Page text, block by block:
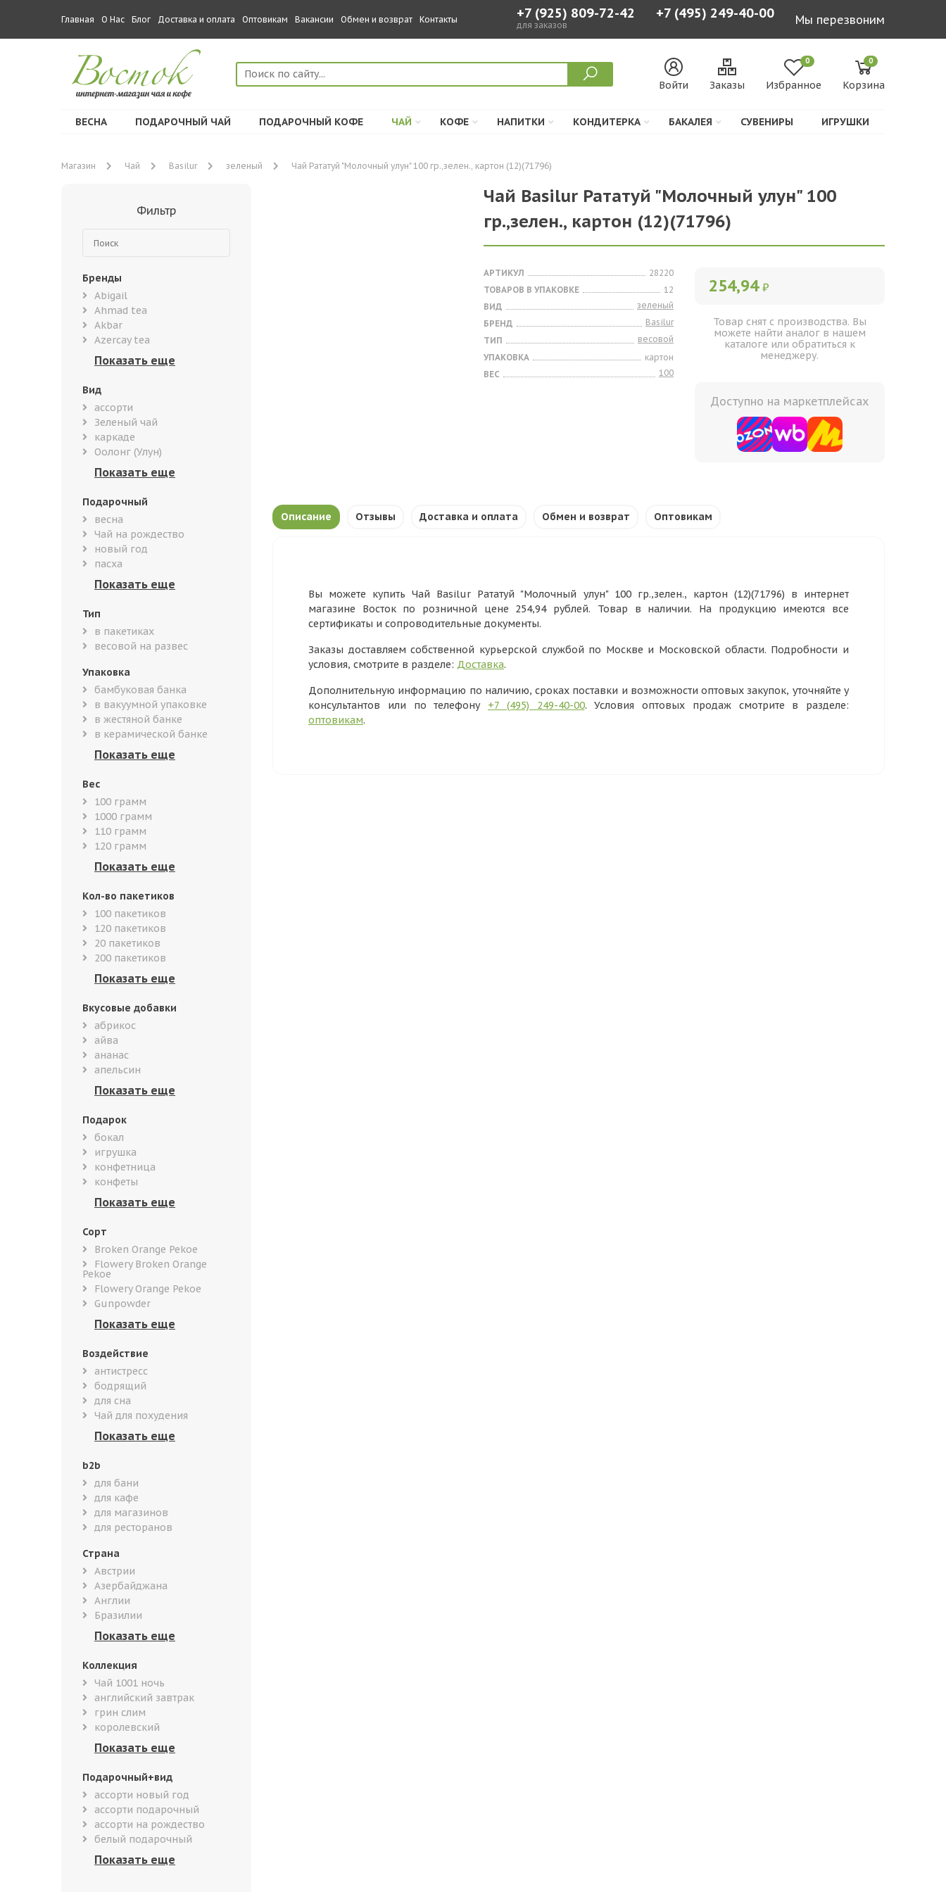
Главная О Нас Блог Доставка и оплата Оптовикам Вакансии Обмен и возврат Контакты +7 (925) 809-72-42
для заказов
+7 (495) 249-40-00 Мы перезвоним
Войти Заказы
0
Избранное
0
Корзина
ВЕСНА ПОДАРОЧНЫЙ ЧАЙ ПОДАРОЧНЫЙ КОФЕ ЧАЙ КОФЕ НАПИТКИ КОНДИТЕРКА БАКАЛЕЯ СУВЕНИРЫ ИГРУШКИ
Магазин Чай Basilur зеленый Чай Рататуй "Молочный улун" 100 гр.,зелен., картон (12)(71796)
Фильтр
Бренды
Abigail
Ahmad tea
Akbar
Azercay tea
Вид
ассорти
Зеленый чай
каркаде
Оолонг (Улун)
Подарочный
весна
Чай на рождество
новый год
пасха
Тип
в пакетиках
весовой на развес
Упаковка
бамбуковая банка
в вакуумной упаковке
в жестяной банке
в керамической банке
Вес
100 грамм
1000 грамм
110 грамм
120 грамм
Кол-во пакетиков
100 пакетиков
120 пакетиков
20 пакетиков
200 пакетиков
Вкусовые добавки
абрикос
айва
ананас
апельсин
Подарок
бокал
игрушка
конфетница
конфеты
Сорт
Broken Orange Pekoe
Flowery Broken Orange
Pekoe
Flowery Orange Pekoe
Gunpowder
Воздействие
антистресс
бодрящий
для сна
Чай для похудения
b2b
для бани
для кафе
для магазинов
для ресторанов
Страна
Австрии
Азербайджана
Англии
Бразилии
Коллекция
Чай 1001 ночь
английский завтрак
грин слим
королевский
Подарочный+вид
ассорти новый год
ассорти подарочный
ассорти на рождество
белый подарочный
Чай Basilur Рататуй "Молочный улун" 100
гр.,зелен., картон (12)(71796)
АРТИКУЛ
28220
ТОВАРОВ В УПАКОВКЕ
12
ВИД
зеленый
БРЕНД
Basilur
ТИП
весовой
УПАКОВКА
картон
ВЕС
100
254,94 ₽
Товар снят с производства. Вы
можете найти аналог в нашем
каталоге или обратиться к
менеджеру.
Доступно на маркетплейсах
Описание Отзывы Доставка и оплата Обмен и возврат Оптовикам
Вы можете купить Чай Basilur Рататуй "Молочный улун" 100 гр.,зелен., картон (12)(71796) в интернет
магазине Восток по розничной цене 254,94 рублей. Товар в наличии. На продукцию имеются все
сертификаты и сопроводительные документы.
Заказы доставляем собственной курьерской службой по Москве и Московской области. Подробности и
условия, смотрите в разделе: Доставка.
Дополнительную информацию по наличию, сроках поставки и возможности оптовых закупок, уточняйте у
консультантов или по телефону +7 (495) 249-40-00. Условия оптовых продаж смотрите в разделе:
оптовикам.